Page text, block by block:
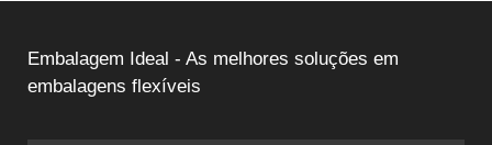
Embalagem Ideal - As melhores soluções em
embalagens flexíveis